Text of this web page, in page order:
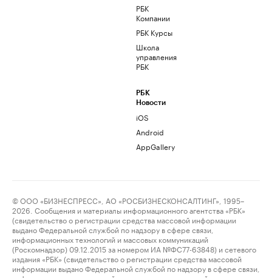
РБК
Компании
РБК Курсы
Школа
управления
РБК
РБК
Новости
iOS
Android
AppGallery
© ООО «БИЗНЕСПРЕСС», АО «РОСБИЗНЕСКОНСАЛТИНГ», 1995–
2026. Сообщения и материалы информационного агентства «РБК»
(свидетельство о регистрации средства массовой информации
выдано Федеральной службой по надзору в сфере связи,
информационных технологий и массовых коммуникаций
(Роскомнадзор) 09.12.2015 за номером ИА №ФС77-63848) и сетевого
издания «РБК» (свидетельство о регистрации средства массовой
информации выдано Федеральной службой по надзору в сфере связи,